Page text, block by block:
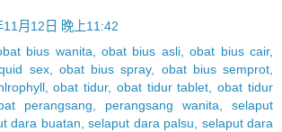
11月12日 晚上11:42
bius wanita, obat bius asli, obat bius cair,
sex, obat bius spray, obat bius semprot,
obat tidur, obat tidur tablet, obat tidur
perangsang, perangsang wanita, selaput
dara buatan, selaput dara palsu, selaput dara